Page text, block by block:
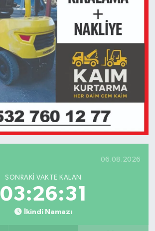
06.08.2026
SONRAKI VAKTE KALAN
03:26:31
İkindi Namazı